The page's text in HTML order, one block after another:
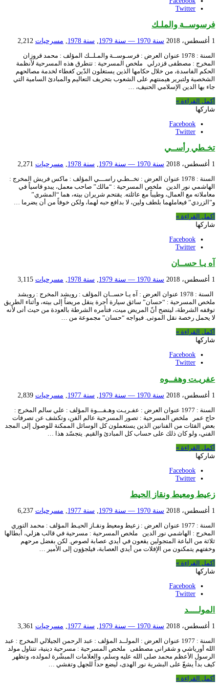
Twitter
فرسوســة والملـك
1 أغسطس، 2018 سنة 1970 — سنة 1979 , سنة 1978 , مسرحيات 2,212
السنة : 1978 عنوان العرض : فرسـوســة والمـلــك المؤلف : محمد قروزان
المخرج : مصطفى قزدرلي ملخص المسرحية : تتطرق هذه المسرحية لأنظمة
الحكم الفاسدة، من خلال حكامها الذين يستغلون الدّين كغطاء لخدمة مصالحهم
الشخصية ولتبرير هيمنتهم على الشعوب بتحريف التعاليم والمبادئ السامية التي
جاء بها الدين الإسلامي الحنيف، …
أكمل القراءة »
شاركها
Facebook
Twitter
تخـطي رأســي
1 أغسطس، 2018 سنة 1970 — سنة 1979 , سنة 1978 , مسرحيات 2,271
السنة : 1978 عنوان العرض : تخــطـي راســـي المؤلف : ماكس فريش المخرج :
الهاشمي نور الدين ملخص المسرحية : “مالك” صاحب معمل، يبدو قاسياً في
معاملاته مع العمال، وطيباً مع عائلته. يقتحم شريران بيته، هما “المشري”
و”الزردي” فيعاملهما بلطف ولين، لا بدافع حبه لهما، ولكن خوفاً من أن يضرما …
أكمل القراءة »
شاركها
Facebook
Twitter
آه يـا حســان
1 أغسطس، 2018 سنة 1970 — سنة 1979 , سنة 1978 , مسرحيات 3,115
السنة : 1978 عنوان العرض : آه يـا حســان المؤلف : رويشد المخرج : رويشد
ملخص المسرحية : “حسان” سائق سيارة أجرة ينقل مريضاً إلى بيته، وأثناء الطريق
توقفه الشرطة، ليتضح أنّ المريض ميت، فتأمره الشرطة بالعودة من حيث أتى لأنه
لا يحمل رخصة نقل الموتى. فيواجه “حسان” مجموعة من …
أكمل القراءة »
شاركها
Facebook
Twitter
عفريـت وهفــوه
1 أغسطس، 2018 سنة 1970 — سنة 1979 سنة 1977 مسرحيات 2,839
السنة : 1977 عنوان العرض : عفـريـت وهـفـــوة المؤلف : علي سالم المخرج :
حاج عمر ملخص المسرحية : تصور المسرحية عالم الفن، وتكشف عن تصرفات
بعض الفئات من الفنانين الذين يستعملون كل الوسائل الممكنة للوصول إلى المجد
الفني، ولو كان ذلك على حساب كل المبادئ والقيم. يتجسّد هذا …
أكمل القراءة »
شاركها
Facebook
Twitter
زعيط ومعيط ونقاز الحيط
1 أغسطس، 2018 سنة 1970 — سنة 1979 سنة 1977 مسرحيات 6,237
السنة : 1977 عنوان العرض : زعيط ومعيط ونقـاز الحيـط المؤلف : محمد التوري
المخرج : الهاشمي نور الدين ملخص المسرحية : مسرحية في قالب هزلي، أبطالها
ثلاثة من الباعة المتجولين يقعون في أيدي عصابة لصوص. لكن بفضل مرحهم
وخفتهم يتمكنون من الإفلات من أيدي العصابة، فيلجؤون إلى الأمير …
أكمل القراءة »
شاركها
Facebook
Twitter
المولــــد
1 أغسطس، 2018 سنة 1970 — سنة 1979 , سنة 1977 , مسرحيات 3,361
السنة : 1977 عنوان العرض : المولــد المؤلف : عبد الرحمن الجيلالي المخرج : عبد
الله أورياشي و شقراني مصطفى ملخص المسرحية : مسرحية دينية، تتناول مولد
الرسول الأعظم محمد صلى الله عليه وسلم، والعلامات المبشّرة لمولده، وتظهر
كيف بدأ يشعّ على البشرية نور الهدى، ليضع حداً للجهل وتفشي …
أكمل القراءة »